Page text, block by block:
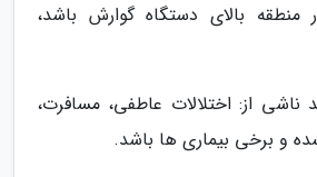
منطقه بالای دستگاه گوارش باشد،
از: اختلالات عاطفی، مسافرت،
و برخی بیماری ها باشد.